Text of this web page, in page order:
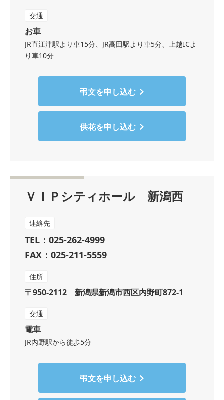
交通
お車
JR直江津駅より車15分、JR高田駅より車5分、上越ICよ
り車10分
弔文を申し込む
供花を申し込む
ＶＩＰシティホール 新潟西
連絡先
TEL：025-262-4999
FAX：025-211-5559
住所
〒950-2112 新潟県新潟市西区内野町872-1
交通
電車
JR内野駅から徒歩5分
弔文を申し込む